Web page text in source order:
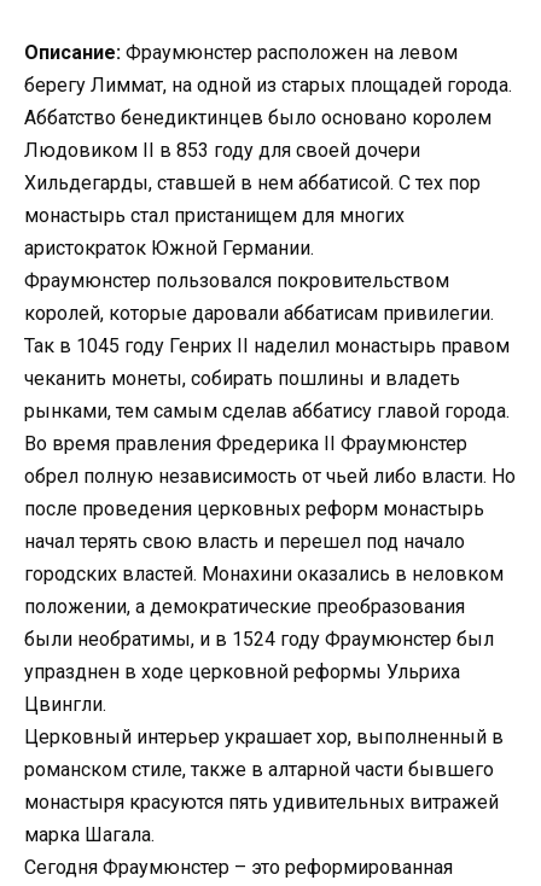
Описание: Фраумюнстер расположен на левом
берегу Лиммат, на одной из старых площадей города.
Аббатство бенедиктинцев было основано королем
Людовиком II в 853 году для своей дочери
Хильдегарды, ставшей в нем аббатисой. С тех пор
монастырь стал пристанищем для многих
аристократок Южной Германии.
Фраумюнстер пользовался покровительством
королей, которые даровали аббатисам привилегии.
Так в 1045 году Генрих II наделил монастырь правом
чеканить монеты, собирать пошлины и владеть
рынками, тем самым сделав аббатису главой города.
Во время правления Фредерика II Фраумюнстер
обрел полную независимость от чьей либо власти. Но
после проведения церковных реформ монастырь
начал терять свою власть и перешел под начало
городских властей. Монахини оказались в неловком
положении, а демократические преобразования
были необратимы, и в 1524 году Фраумюнстер был
упразднен в ходе церковной реформы Ульриха
Цвингли.
Церковный интерьер украшает хор, выполненный в
романском стиле, также в алтарной части бывшего
монастыря красуются пять удивительных витражей
марка Шагала.
Сегодня Фраумюнстер – это реформированная